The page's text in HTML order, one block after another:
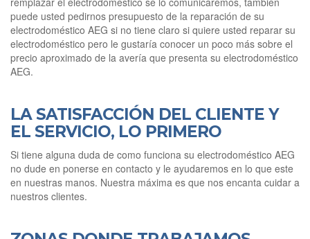
puede usted pedirnos presupuesto de la reparación de su
electrodoméstico AEG si no tiene claro si quiere usted reparar su
electrodoméstico pero le gustaría conocer un poco más sobre el
precio aproximado de la avería que presenta su electrodoméstico
AEG.
LA SATISFACCIÓN DEL CLIENTE Y
EL SERVICIO, LO PRIMERO
Si tiene alguna duda de como funciona su electrodoméstico AEG
no dude en ponerse en contacto y le ayudaremos en lo que este
en nuestras manos. Nuestra máxima es que nos encanta cuidar a
nuestros clientes.